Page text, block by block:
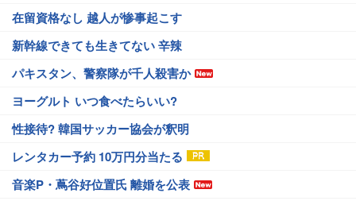
在留資格なし 越人が惨事起こす
新幹線できても生きてない 辛辣
パキスタン、警察隊が千人殺害か
ヨーグルト いつ食べたらいい?
性接待? 韓国サッカー協会が釈明
レンタカー予約 10万円分当たる
音楽P・蔦谷好位置氏 離婚を公表